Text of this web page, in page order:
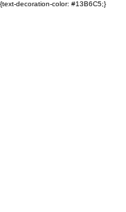
{text-decoration-color: #13B6C5;}